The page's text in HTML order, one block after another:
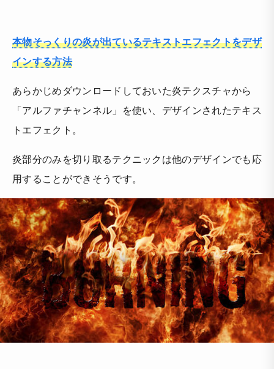
本物そっくりの炎が出ているテキストエフェクトをデザ
インする方法
あらかじめダウンロードしておいた炎テクスチャから
「アルファチャンネル」を使い、デザインされたテキス
トエフェクト。
炎部分のみを切り取るテクニックは他のデザインでも応
用することができそうです。